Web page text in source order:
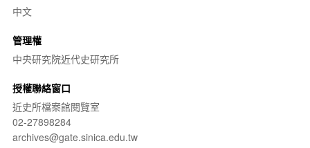
中文
管理權
中央研究院近代史研究所
授權聯絡窗口
近史所檔案館閱覽室
02-27898284
archives@gate.sinica.edu.tw